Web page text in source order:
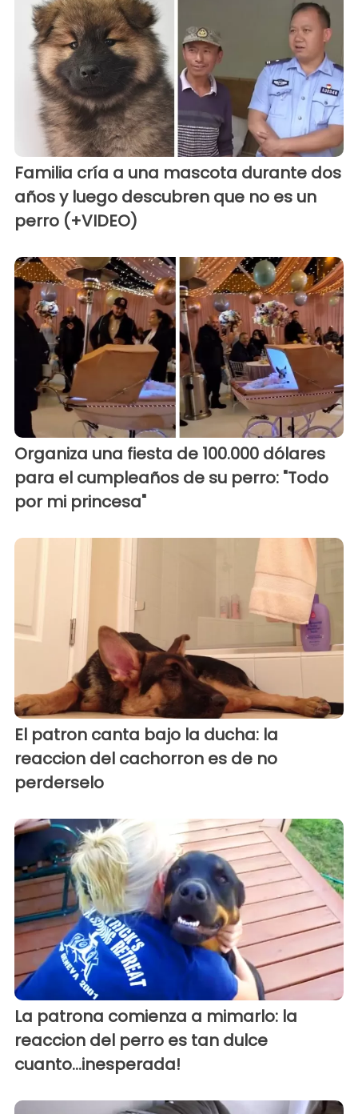
Familia cría a una mascota durante dos
años y luego descubren que no es un
perro (+VIDEO)
Organiza una fiesta de 100.000 dólares
para el cumpleaños de su perro: "Todo
por mi princesa"
El patron canta bajo la ducha: la
reaccion del cachorron es de no
perderselo
La patrona comienza a mimarlo: la
reaccion del perro es tan dulce
cuanto...inesperada!